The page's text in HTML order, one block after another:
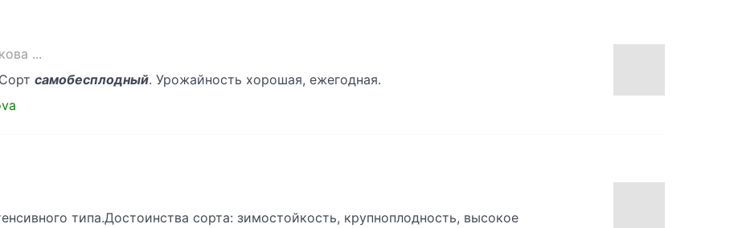
...
самобесплодный. Урожайность хорошая, ежегодная.
типа.Достоинства сорта: зимостойкость, крупноплодность, высокое